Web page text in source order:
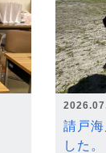
請戸
した。